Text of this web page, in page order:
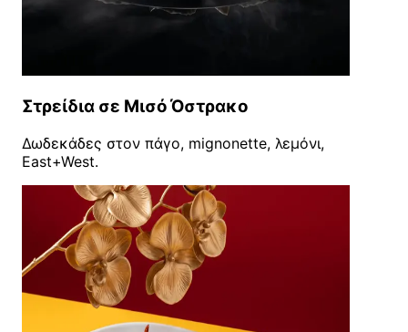
Στρείδια σε Μισό Όστρακο
Δωδεκάδες στον πάγο, mignonette, λεμόνι,
East+West.